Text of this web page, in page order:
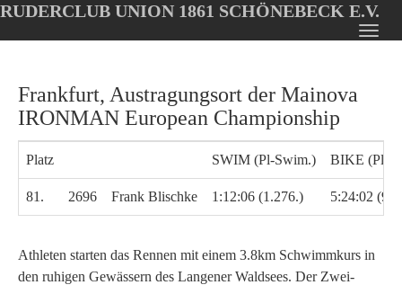
Oops, an error occurred! Code: 20260810030738392efbd7
main
content
RUDERCLUB UNION 1861 SCHÖNEBECK E.V.
Frankfurt, Austragungsort der Mainova
IRONMAN European Championship
Platz SWIM (Pl-Swim.) BIKE (Pl-
81. 2696 Frank Blischke 1:12:06 (1.276.) 5:24:02
Athleten starten das Rennen mit einem 3.8km Schwimmkurs in
den ruhigen Gewässern des Langener Waldsees. Der Zwei-